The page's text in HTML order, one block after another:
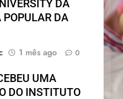
DA
POPULAR DA
1 mês ago 0
UMA
DO INSTITUTO